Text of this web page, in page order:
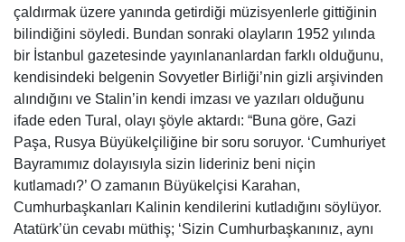
çaldırmak üzere yanında getirdiği müzisyenlerle gittiğinin
bilindiğini söyledi. Bundan sonraki olayların 1952 yılında
bir İstanbul gazetesinde yayınlananlardan farklı olduğunu,
kendisindeki belgenin Sovyetler Birliği’nin gizli arşivinden
alındığını ve Stalin’in kendi imzası ve yazıları olduğunu
ifade eden Tural, olayı şöyle aktardı: “Buna göre, Gazi
Paşa, Rusya Büyükelçiliğine bir soru soruyor. ‘Cumhuriyet
Bayramımız dolayısıyla sizin lideriniz beni niçin
kutlamadı?’ O zamanın Büyükelçisi Karahan,
Cumhurbaşkanları Kalinin kendilerini kutladığını söylüyor.
Atatürk’ün cevabı müthiş; ‘Sizin Cumhurbaşkanınız, aynı